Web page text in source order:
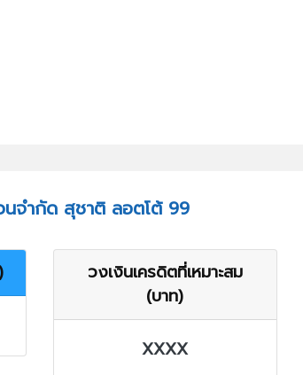
นจำกัด สุชาติ ลอตโต้ 99
วงเงินเครดิตที่เหมาะสม
(บาท)
XXXX